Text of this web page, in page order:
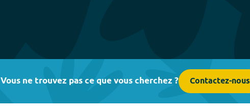
Vous ne trouvez pas ce que vous cherchez ? Contactez-nous